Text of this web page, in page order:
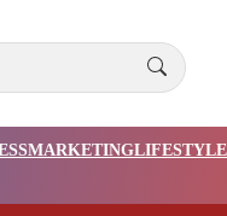
MARKETINGLIFESTYLE